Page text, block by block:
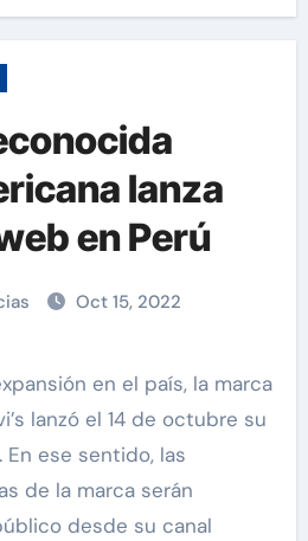
lanza
en Perú
Oct 15, 2022
lanzó el 14 de octubre su
En ese sentido, las
de la marca serán
desde su canal